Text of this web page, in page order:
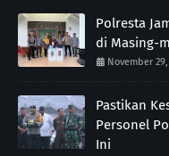
Polresta
di Masing-
November
Pastikan
Personel
Ini